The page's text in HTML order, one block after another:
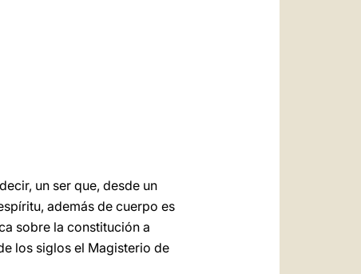
un ser que, desde un
además de cuerpo es
sobre la constitución a
los siglos el Magisterio de